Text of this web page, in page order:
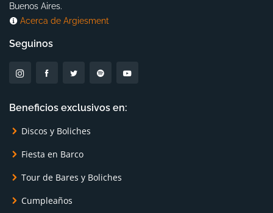
Buenos Aires.
Acerca de Argiesment
Seguinos
Beneficios exclusivos en:
Discos y Boliches
Fiesta en Barco
Tour de Bares y Boliches
Cumpleaños